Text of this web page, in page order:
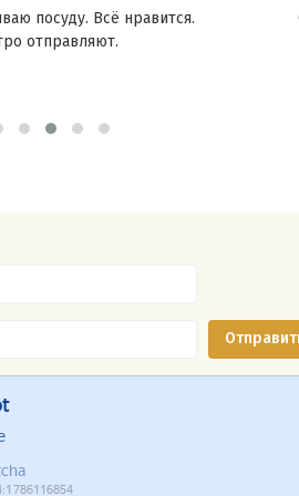
посуду. Всё нравится.
отправляют.